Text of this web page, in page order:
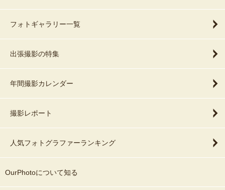
フォトギャラリー一覧
出張撮影の特集
年間撮影カレンダー
撮影レポート
人気フォトグラファーランキング
OurPhotoについて知る